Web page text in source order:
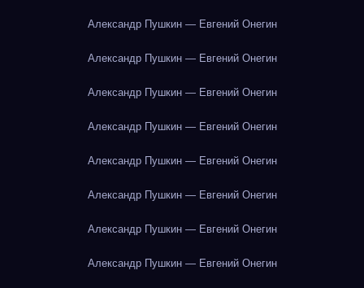
Александр Пушкин — Евгений Онегин
Александр Пушкин — Евгений Онегин
Александр Пушкин — Евгений Онегин
Александр Пушкин — Евгений Онегин
Александр Пушкин — Евгений Онегин
Александр Пушкин — Евгений Онегин
Александр Пушкин — Евгений Онегин
Александр Пушкин — Евгений Онегин